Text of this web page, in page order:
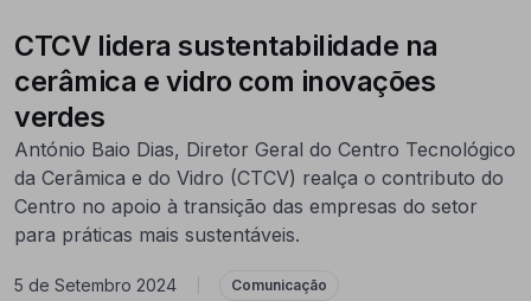
CTCV lidera sustentabilidade na
cerâmica e vidro com inovações
verdes
António Baio Dias, Diretor Geral do Centro Tecnológico
da Cerâmica e do Vidro (CTCV) realça o contributo do
Centro no apoio à transição das empresas do setor
para práticas mais sustentáveis.
5 de Setembro 2024 Comunicação